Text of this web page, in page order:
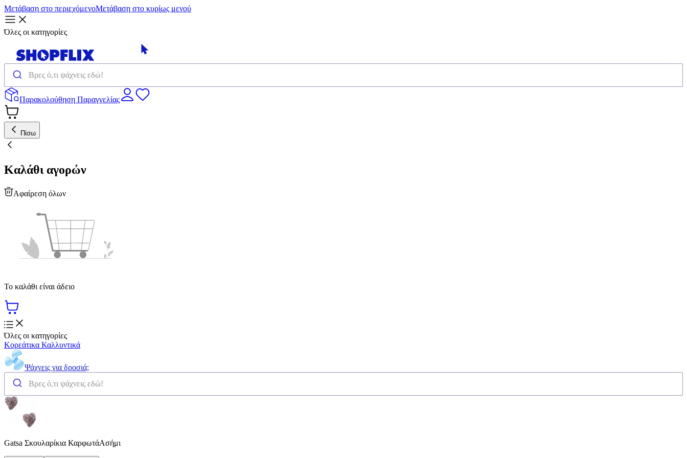
Μετάβαση στο περιεχόμενοΜετάβαση στο κυρίως μενού
Όλες οι κατηγορίες
Παρακολούθηση Παραγγελίας
Πίσω
Καλάθι αγορών
Αφαίρεση όλων
Το καλάθι είναι άδειο
Όλες οι κατηγορίες
Κορεάτικα Καλλυντικά
Ψάχνεις για δροσιά;
Gatsa Σκουλαρίκια ΚαρφωτάΑσήμι